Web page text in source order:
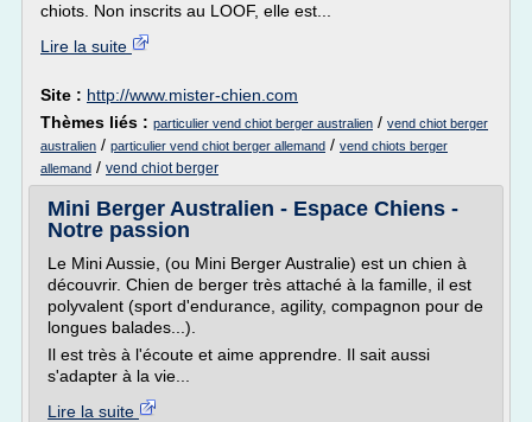
chiots. Non inscrits au LOOF, elle est...
Lire la suite
Site : http://www.mister-chien.com
Thèmes liés : particulier vend chiot berger australien / vend chiot berger
australien / particulier vend chiot berger allemand / vend chiots berger
allemand / vend chiot berger
Mini Berger Australien - Espace Chiens -
Notre passion
Le Mini Aussie, (ou Mini Berger Australie) est un chien à
découvrir. Chien de berger très attaché à la famille, il est
polyvalent (sport d'endurance, agility, compagnon pour de
longues balades...).
Il est très à l'écoute et aime apprendre. Il sait aussi
s'adapter à la vie...
Lire la suite